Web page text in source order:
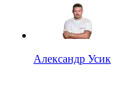
Александр Усик